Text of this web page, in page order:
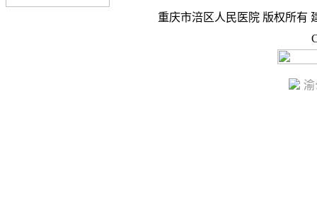
重庆市涪区人民医院 版权所有
渝